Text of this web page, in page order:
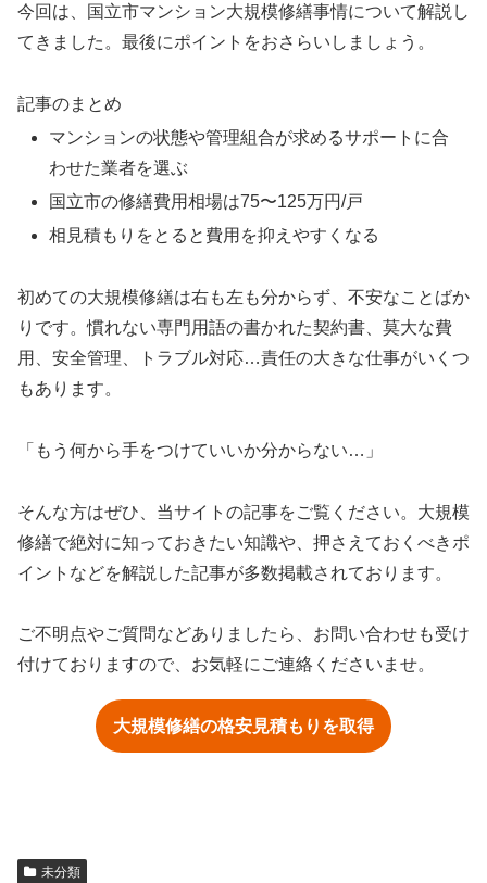
今回は、国立市マンション大規模修繕事情について解説し
てきました。最後にポイントをおさらいしましょう。
記事のまとめ
マンションの状態や管理組合が求めるサポートに合
わせた業者を選ぶ
国立市の修繕費用相場は75〜125万円/戸
相見積もりをとると費用を抑えやすくなる
初めての大規模修繕は右も左も分からず、不安なことばか
りです。慣れない専門用語の書かれた契約書、莫大な費
用、安全管理、トラブル対応…責任の大きな仕事がいくつ
もあります。
「もう何から手をつけていいか分からない…」
そんな方はぜひ、当サイトの記事をご覧ください。大規模
修繕で絶対に知っておきたい知識や、押さえておくべきポ
イントなどを解説した記事が多数掲載されております。
ご不明点やご質問などありましたら、お問い合わせも受け
付けておりますので、お気軽にご連絡くださいませ。
大規模修繕の格安見積もりを取得
未分類